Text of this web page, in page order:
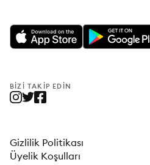
BIZI TAKIP EDIN
Gizlilik Politikası
Üyelik Koşulları